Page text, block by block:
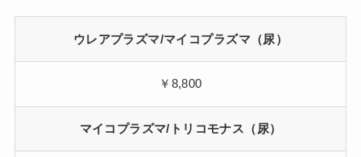
ウレアプラズマ/マイコプラズマ（尿）
￥8,800
マイコプラズマ/トリコモナス（尿）